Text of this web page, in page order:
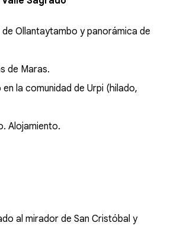
Ollantaytambo y panorámica de
de Maras.
la comunidad de Urpi (hilado,
Alojamiento.
al mirador de San Cristóbal y